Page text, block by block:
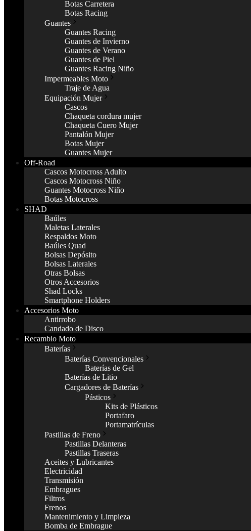
Botas Carretera
Botas Racing
Guantes
Guantes Racing
Guantes de Invierno
Guantes de Verano
Guantes de Piel
Guantes Racing Niño
Impermeables Moto
Traje de Agua
Equipación Mujer
Cascos
Chaqueta cordura mujer
Chaqueta Cuero Mujer
Pantalón Mujer
Botas Mujer
Guantes Mujer
Off-Road
Cascos Motocross Adulto
Cascos Motocross Niño
Guantes Motocross Niño
Botas Motocross
SHAD
Baúles
Maletas Laterales
Respaldos Moto
Baúles Quad
Bolsas Depósito
Bolsas Laterales
Otras Bolsas
Otros Accesorios
Shad Locks
Smartphone Holders
Accesorios Moto
Antirrobo
Candado de Disco
Recambio Moto
Baterías
Baterías Convencionales
Baterías de Gel
Baterías de Litio
Cargadores de Baterías
Pásticos
Kits de Plásticos
Portafaro
Portamatrículas
Pastillas de Freno
Pastillas Delanteras
Pastillas Traseras
Aceites y Lubricantes
Electricidad
Transmisión
Embragues
Filtros
Frenos
Mantenimiento y Limpieza
Bomba de Embrague